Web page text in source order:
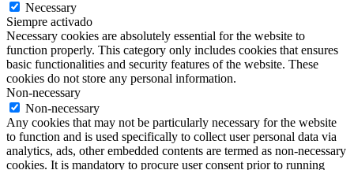
Necessary
Siempre activado
Necessary cookies are absolutely essential for the website to
function properly. This category only includes cookies that ensures
basic functionalities and security features of the website. These
cookies do not store any personal information.
Non-necessary
Non-necessary
Any cookies that may not be particularly necessary for the website
to function and is used specifically to collect user personal data via
analytics, ads, other embedded contents are termed as non-necessary
cookies. It is mandatory to procure user consent prior to running